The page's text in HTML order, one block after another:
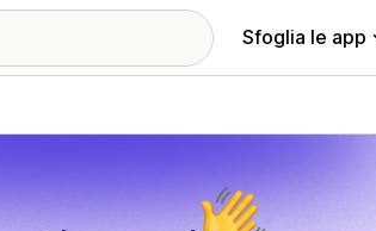
Sfoglia le app